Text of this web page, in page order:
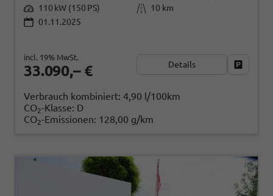
110 kW (150 PS)
10 km
01.11.2025
33.090,– €
incl. 19% MwSt.
Details
Verbrauch kombiniert:4,90 l/100km
CO2-Klasse: D
CO2-Emissionen: 128,00 g/km